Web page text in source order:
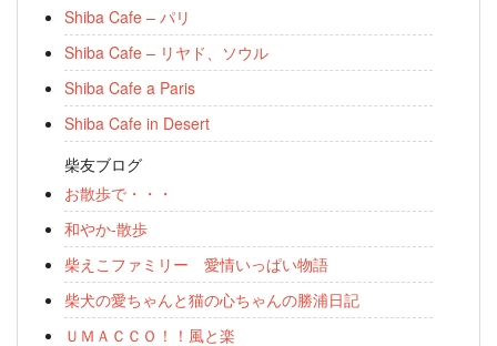
Shiba Cafe – パリ
Shiba Cafe – リヤド、ソウル
Shiba Cafe a Paris
Shiba Cafe in Desert
柴友ブログ
お散歩で・・・
和やか-散歩
柴えこファミリー 愛情いっぱい物語
柴犬の愛ちゃんと猫の心ちゃんの勝浦日記
ＵＭＡＣＣＯ！！風と楽